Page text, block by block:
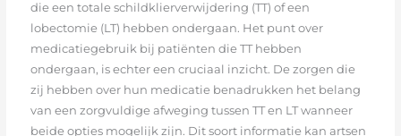
die een totale schildklierverwijdering (TT) of een
lobectomie (LT) hebben ondergaan. Het punt over
medicatiegebruik bij patiënten die TT hebben
ondergaan, is echter een cruciaal inzicht. De zorgen die
zij hebben over hun medicatie benadrukken het belang
van een zorgvuldige afweging tussen TT en LT wanneer
beide opties mogelijk zijn. Dit soort informatie kan artsen